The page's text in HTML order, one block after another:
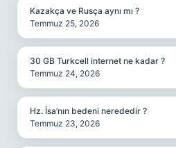
Kazakça ve Rusça aynı mı ?
Temmuz 25, 2026
30 GB Turkcell internet ne kadar ?
Temmuz 24, 2026
Hz. İsa’nın bedeni nerededir ?
Temmuz 23, 2026